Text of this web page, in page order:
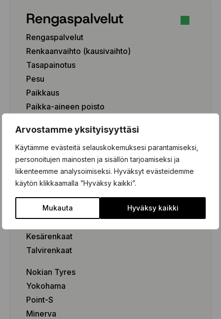
Arvostamme yksityisyyttäsi
Käytämme evästeitä selauskokemuksesi parantamiseksi,
personoitujen mainosten ja sisällön tarjoamiseksi ja
liikenteemme analysoimiseksi. Hyväksyt evästeidemme
käytön klikkaamalla ”Hyväksy kaikki”.
Mukauta Hyväksy kaikki
Rengaspalvelut
Rengaspalvelut
Renkaanvaihto (kausivaihto)
Tasapainotus
Pesu
Paikkaus
Paikka-aineen poisto
Rengashotelli
Henkilöauto
Pakettiauto/SUV/EV
Renkaat
Kesärenkaat
Talvirenkaat
Nokian Tyres
Yokohama
Point-S
Minerva